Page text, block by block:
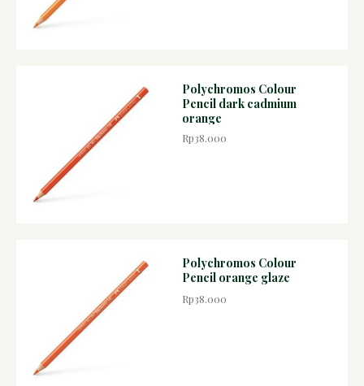
Polychromos Colour
Pencil dark cadmium
orange
Rp38.000
Polychromos Colour
Pencil orange glaze
Rp38.000